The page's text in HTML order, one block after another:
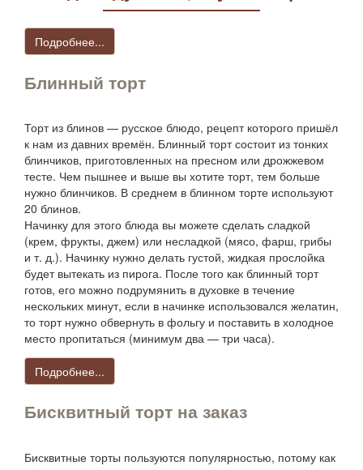
Подробнее...
Блинный торт
Торт из блинов — русское блюдо, рецепт которого пришёл
к нам из давних времён. Блинный торт состоит из тонких
блинчиков, приготовленных на пресном или дрожжевом
тесте. Чем пышнее и выше вы хотите торт, тем больше
нужно блинчиков. В среднем в блинном торте используют
20 блинов.
Начинку для этого блюда вы можете сделать сладкой
(крем, фрукты, джем) или несладкой (мясо, фарш, грибы
и т. д.). Начинку нужно делать густой, жидкая прослойка
будет вытекать из пирога. После того как блинный торт
готов, его можно подрумянить в духовке в течение
нескольких минут, если в начинке использовался желатин,
то торт нужно обвернуть в фольгу и поставить в холодное
место пропитаться (минимум два — три часа).
Подробнее...
Бисквитный торт на заказ
Бисквитные торты пользуются популярностью, потому как